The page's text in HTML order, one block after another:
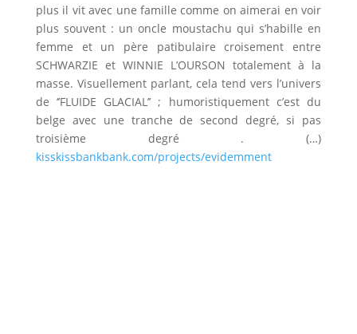
plus il vit avec une famille comme on aimerai en voir
plus souvent : un oncle moustachu qui s’habille en
femme et un père patibulaire croisement entre
SCHWARZIE et WINNIE L’OURSON totalement à la
masse. Visuellement parlant, cela tend vers l’univers
de ‘’FLUIDE GLACIAL’’ ; humoristiquement c’est du
belge avec une tranche de second degré, si pas
troisième degré . (…)
kisskissbankbank.com/projects/evidemment